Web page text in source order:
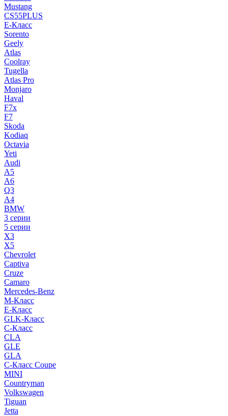
Mustang
CS55PLUS
E-Класс
Sorento
Geely
Atlas
Coolray
Tugella
Atlas Pro
Monjaro
Haval
F7x
F7
Skoda
Kodiaq
Octavia
Yeti
Audi
A5
A6
Q3
A4
BMW
3 серии
5 серии
X3
X5
Chevrolet
Captiva
Cruze
Camaro
Mercedes-Benz
M-Класс
E-Класс
GLK-Класс
C-Класс
CLA
GLE
GLA
C-Класс Coupe
MINI
Countryman
Volkswagen
Tiguan
Jetta